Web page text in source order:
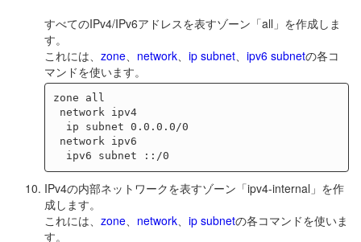
すべてのIPv4/IPv6アドレスを表すゾーン「all」を作成しま
す。
これには、 zone network ip subnet ipv6 subnetの各コ
マンドを使います。
zone all
IPv4の内部ネットワークを表すゾーン「ipv4-internal」を作
成します。
これには、 zone network ip subnetの各コマンドを使いま
す。